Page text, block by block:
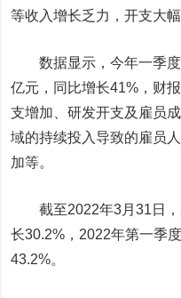
等收入增长乏力，开支大
数据显示，今年一季度
亿元，同比增长41%，财
支增加、研发开支及雇员
域的持续投入导致的雇员
加等。
截至2022年3月31日，
长30.2%，2022年第一季
43.2%。